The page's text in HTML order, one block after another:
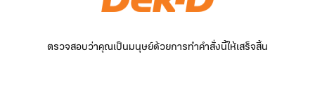
ตรวจสอบว่าคุณเป็นมนุษย์ด้วยการทำคำสั่งนี้ให้เสร็จสิ้น